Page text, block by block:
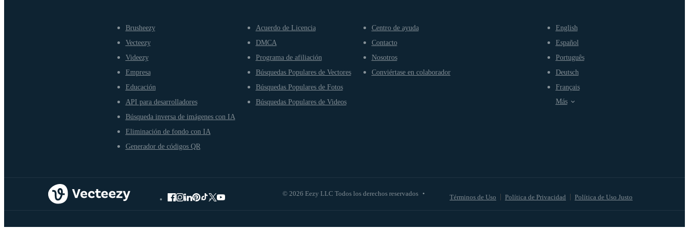
Brusheezy
Vecteezy
Videezy
Empresa
Educación
API para desarrolladores
Búsqueda inversa de imágenes con IA
Eliminación de fondo con IA
Generador de códigos QR
Acuerdo de Licencia
DMCA
Programa de afiliación
Búsquedas Populares de Vectores
Búsquedas Populares de Fotos
Búsquedas Populares de Videos
Centro de ayuda
Contacto
Nosotros
Conviértase en colaborador
© 2026 Eezy LLC Todos los derechos reservados • Términos de Uso Política de Privacidad Política de Uso Justo
English
Español
Português
Deutsch
Français
Más